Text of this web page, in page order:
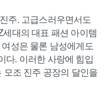
주. 고급스러우면서도
대의 대표 패션 아이템
성은 물론 남성에게도
다. 이러한 사랑에 힘입
조 진주 공장의 달인을